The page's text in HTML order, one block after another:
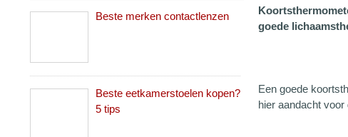
goede
Een goede
hier aandacht
Beste merken contactlenzen
Beste eetkamerstoelen kopen?
5 tips